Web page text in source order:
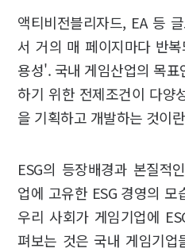
액티비전블리자드, EA 등
서 거의 매 페이지마다 반
용성'. 국내 게임산업의 목
하기 위한 전제조건이 다양
을 기획하고 개발하는 것이
ESG의 등장배경과 본질적
업에 고유한 ESG 경영의
우리 사회가 게임기업에
펴보는 것은 국내 게임기업